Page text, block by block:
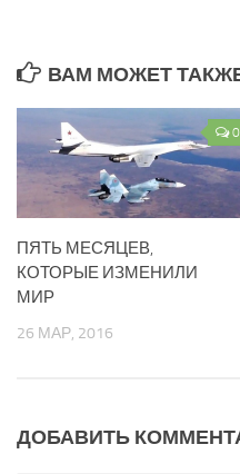
ВАМ МОЖЕТ
0
ПЯТЬ МЕСЯЦЕВ,
КОТОРЫЕ ИЗМЕНИЛИ
МИР
26 МАР, 2016
ДОБАВИТЬ